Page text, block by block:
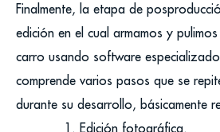
Finalmente, la etapa de
edición en el cual armamos y
carro usando software
comprende varios pasos que se
durante su desarrollo, básicamente
Edición fotográfica.